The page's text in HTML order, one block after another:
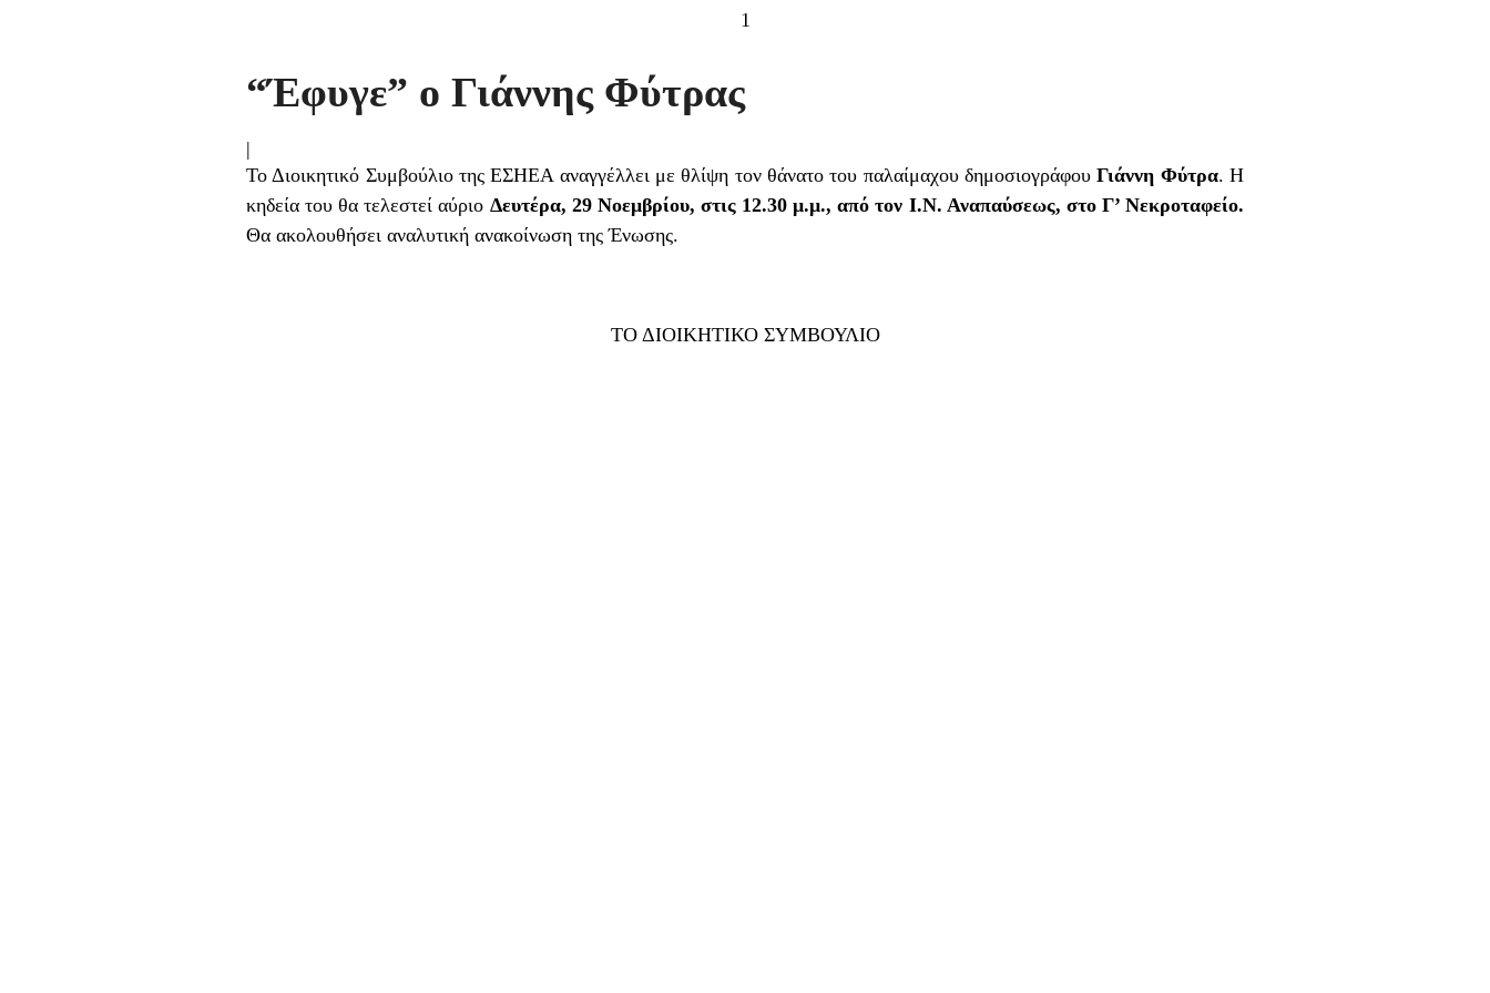
1
“Έφυγε” ο Γιάννης Φύτρας
|
Το Διοικητικό Συμβούλιο της ΕΣΗΕΑ αναγγέλλει με θλίψη τον θάνατο του παλαίμαχου δημοσιογράφουΓιάννη Φύτρα. Η
κηδεία του θα τελεστεί αύριο Δευτέρα, 29 Νοεμβρίου, στις 12.30 μ.μ., από τον Ι.Ν. Αναπαύσεως, στο Γ’ Νεκροταφείο.
Θα ακολουθήσει αναλυτική ανακοίνωση της Ένωσης.
ΤΟ ΔΙΟΙΚΗΤΙΚΟ ΣΥΜΒΟΥΛΙΟ